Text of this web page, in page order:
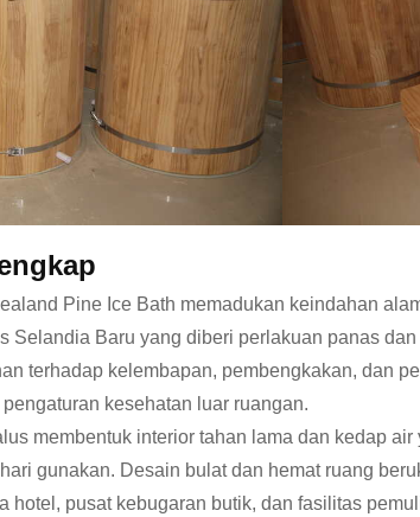
Pine Ice Bath memadukan keindahan
Selandia Baru yang diberi perlakuan panas
terhadap kelembapan, pembengkakan, dan
kesehatan luar ruangan.
membentuk interior tahan lama dan kedap
gunakan. Desain bulat dan hemat ruang
hotel, pusat kebugaran butik, dan fasilitas